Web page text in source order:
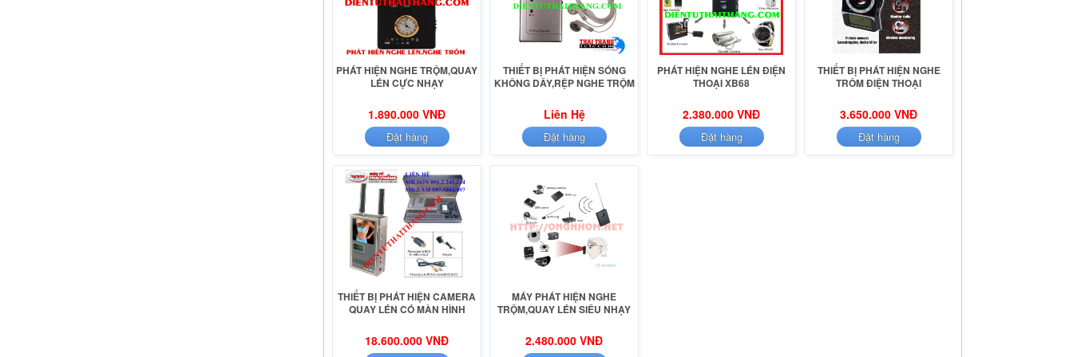
PHÁT HIỆN NGHE TRỘM,QUAY
LÉN CỰC NHẠY
1.890.000 VNĐ
Đặt hàng
THIẾT BỊ PHÁT HIỆN SÓNG
KHÔNG DÂY,RỆP NGHE TRỘM
Liên Hệ
Đặt hàng
PHÁT HIỆN NGHE LÉN ĐIỆN
THOẠI XB68
2.380.000 VNĐ
Đặt hàng
THIẾT BỊ PHÁT HIỆN NGHE
TRÔM ĐIỆN THOẠI
3.650.000 VNĐ
Đặt hàng
THIẾT BỊ PHÁT HIỆN CAMERA
QUAY LÉN CÓ MÀN HÌNH
18.600.000 VNĐ
MÁY PHÁT HIỆN NGHE
TRỘM,QUAY LÉN SIÊU NHẠY
2.480.000 VNĐ